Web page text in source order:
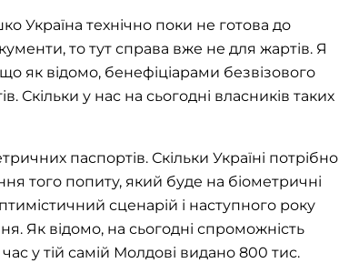
Україна технічно поки не готова до
то тут справа вже не для жартів. Я
як відомо, бенефіціарами безвізового
у нас на сьогодні власників таких
паспортів. Скільки Україні потрібно
того попиту, який буде на біометричні
сценарій і наступного року
Як відомо, на сьогодні спроможність
у тій самій Молдові видано 800 тис.